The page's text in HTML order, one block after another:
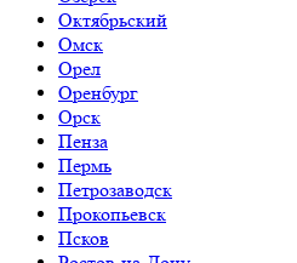
Октябрьский
Омск
Орел
Оренбург
Орск
Пенза
Пермь
Петрозаводск
Прокопьевск
Псков